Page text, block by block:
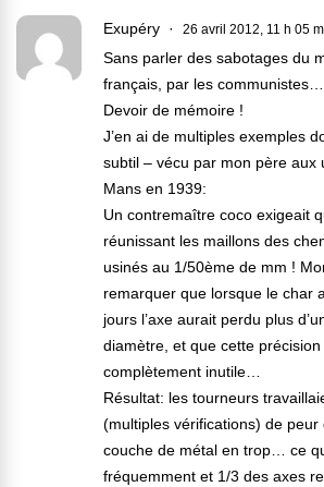
Exupéry 26 avril 2012, 11 h 05
Sans parler des sabotages du
français, par les communistes…
Devoir de mémoire !
J’en ai de multiples exemples
subtil – vécu par mon père aux
Mans en 1939:
Un contremaître coco exigeait
réunissant les maillons des
usinés au 1/50ème de mm !
remarquer que lorsque le char
jours l’axe aurait perdu plus
diamètre, et que cette
complètement inutile…
Résultat: les tourneurs
(multiples vérifications) de peur
couche de métal en trop… ce
fréquemment et 1/3 des axes